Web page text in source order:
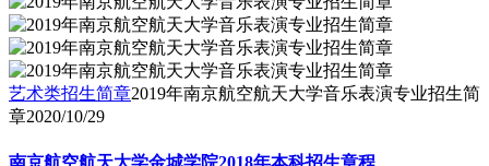
艺术类招生简章2019年南京航空航天大学音乐表演专业招生简
章2020/10/29